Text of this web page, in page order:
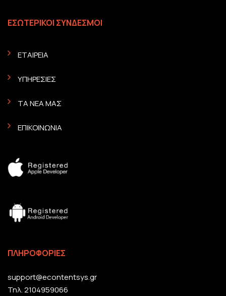
ΕΣΩΤΕΡΙΚΟΙ ΣΥΝΔΕΣΜΟΙ
ΕΤΑΙΡΕΙΑ
ΥΠΗΡΕΣΙΕΣ
ΤΑ ΝΕΑ ΜΑΣ
ΕΠΙΚΟΙΝΩΝΙΑ
ΠΛΗΡΟΦΟΡΙΕΣ
support@econtentsys.gr
Τηλ. 2104959066